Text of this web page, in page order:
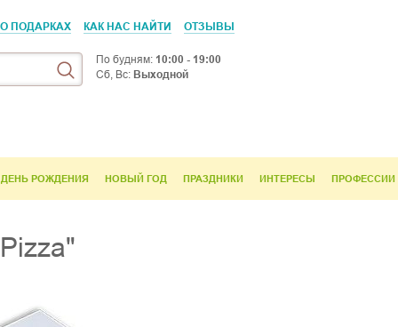
ПОДАРКАХ КАК НАС НАЙТИ ОТЗЫВЫ
По будням: 10:00 - 19:00
Сб, Вс: Выходной
ДЕНЬ РОЖДЕНИЯ НОВЫЙ ГОД ПРАЗДНИКИ ИНТЕРЕСЫ ПРОФЕССИИ